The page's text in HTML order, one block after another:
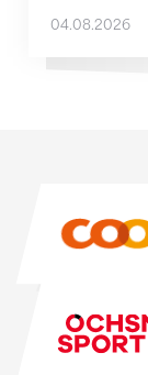
04.08.2026